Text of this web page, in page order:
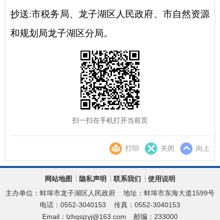
抄送:市税务局、 龙子湖区人民政府、市自然资源
和规划局龙子湖区分局。
扫一扫在手机打开当前页
打印 关闭 向上
网站地图 隐私声明 联系我们
使用说明
主办单位：蚌埠市龙子湖区人民政府
地址：蚌埠市东海大道1599号
电话：0552-3040153
传真：0552-3040153
Email：lzhqsjzyj@163.com
邮编：233000